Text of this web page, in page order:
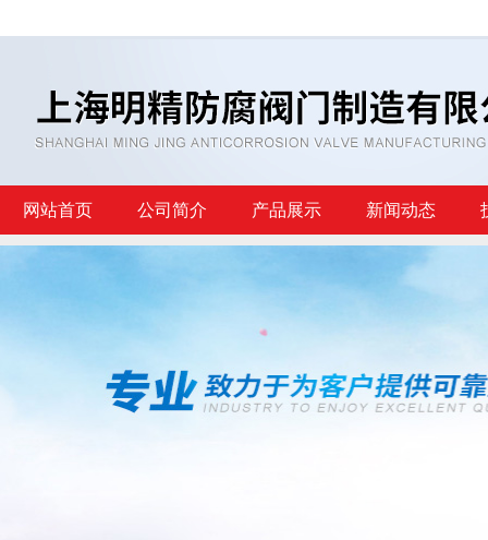
网站首页 公司简介 产品展示 新闻动态